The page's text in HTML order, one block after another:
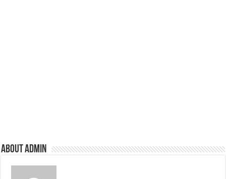
About admin